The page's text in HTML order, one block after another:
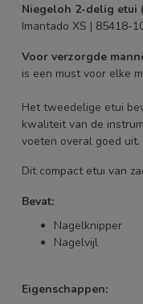
Niegeloh 2-delig
Imantado XS | 85418-
Voor verzorgde
is een must voor elke
Het tweedelige etui
kwaliteit van de
voeten overal goed uit.
Dit compact etui van
Bevat:
Nagelknipper
Nagelvijl
Eigenschappen: